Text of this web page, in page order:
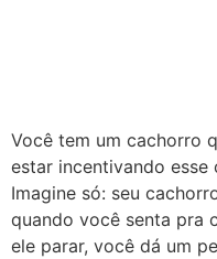
Você tem um cachorro
estar incentivando
Imagine só: seu
quando você senta pra
ele parar, você dá um